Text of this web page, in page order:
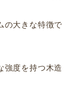
の大きな特徴で
強度を持つ木造